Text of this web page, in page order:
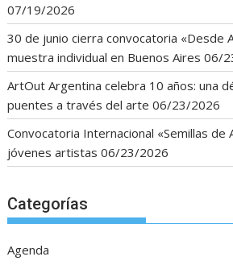
07/19/2026
30 de junio cierra convocatoria «Desde
muestra individual en Buenos Aires 06/
ArtOut Argentina celebra 10 años: una
puentes a través del arte 06/23/2026
Convocatoria Internacional «Semillas de
jóvenes artistas 06/23/2026
Categorías
Agenda